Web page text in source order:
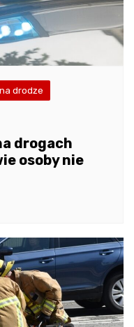
drodze
drogach
osoby nie